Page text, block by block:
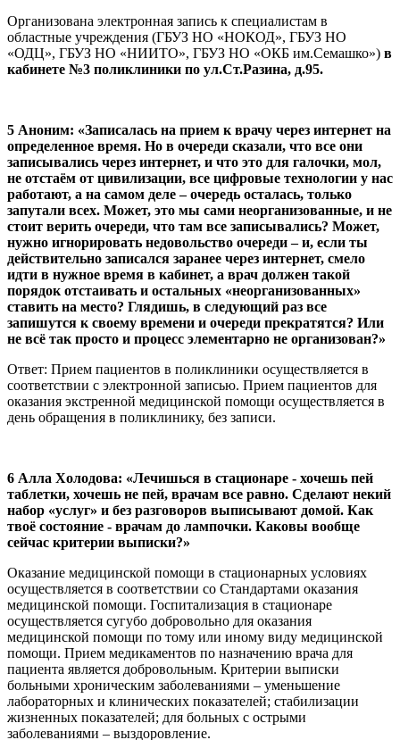
Организована электронная запись к специалистам в
областные учреждения (ГБУЗ НО «НОКОД», ГБУЗ НО
«ОДЦ», ГБУЗ НО «НИИТО», ГБУЗ НО «ОКБ им.Семашко») в
кабинете №3 поликлиники по ул.Ст.Разина, д.95.
5 Аноним: «Записалась на прием к врачу через интернет на
определенное время. Но в очереди сказали, что все они
записывались через интернет, и что это для галочки, мол,
не отстаём от цивилизации, все цифровые технологии у нас
работают, а на самом деле – очередь осталась, только
запутали всех. Может, это мы сами неорганизованные, и не
стоит верить очереди, что там все записывались? Может,
нужно игнорировать недовольство очереди – и, если ты
действительно записался заранее через интернет, смело
идти в нужное время в кабинет, а врач должен такой
порядок отстаивать и остальных «неорганизованных»
ставить на место? Глядишь, в следующий раз все
запишутся к своему времени и очереди прекратятся? Или
не всё так просто и процесс элементарно не организован?»
Ответ: Прием пациентов в поликлиники осуществляется в
соответствии с электронной записью. Прием пациентов для
оказания экстренной медицинской помощи осуществляется в
день обращения в поликлинику, без записи.
6 Алла Холодова: «Лечишься в стационаре - хочешь пей
таблетки, хочешь не пей, врачам все равно. Сделают некий
набор «услуг» и без разговоров выписывают домой. Как
твоё состояние - врачам до лампочки. Каковы вообще
сейчас критерии выписки?»
Оказание медицинской помощи в стационарных условиях
осуществляется в соответствии со Стандартами оказания
медицинской помощи. Госпитализация в стационаре
осуществляется сугубо добровольно для оказания
медицинской помощи по тому или иному виду медицинской
помощи. Прием медикаментов по назначению врача для
пациента является добровольным. Критерии выписки
больными хроническим заболеваниями – уменьшение
лабораторных и клинических показателей; стабилизации
жизненных показателей; для больных с острыми
заболеваниями – выздоровление.